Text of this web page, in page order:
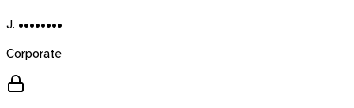
J. ••••••••
Corporate